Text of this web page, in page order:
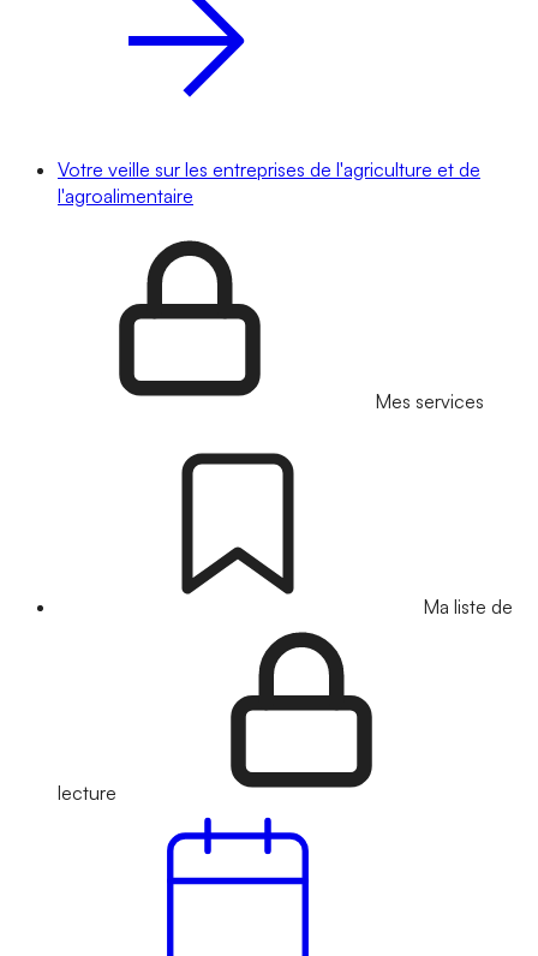
Votre veille sur les entreprises de l'agriculture et de
l'agroalimentaire
Mes services
Ma liste de
lecture